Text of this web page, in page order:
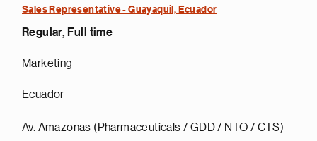
Sales Representative - Guayaquil, Ecuador
Regular, Full time
Marketing
Ecuador
Av. Amazonas (Pharmaceuticals / GDD / NTO / CTS)